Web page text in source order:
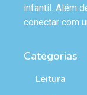
infantil. Além
conectar com
Categorias
Leitura